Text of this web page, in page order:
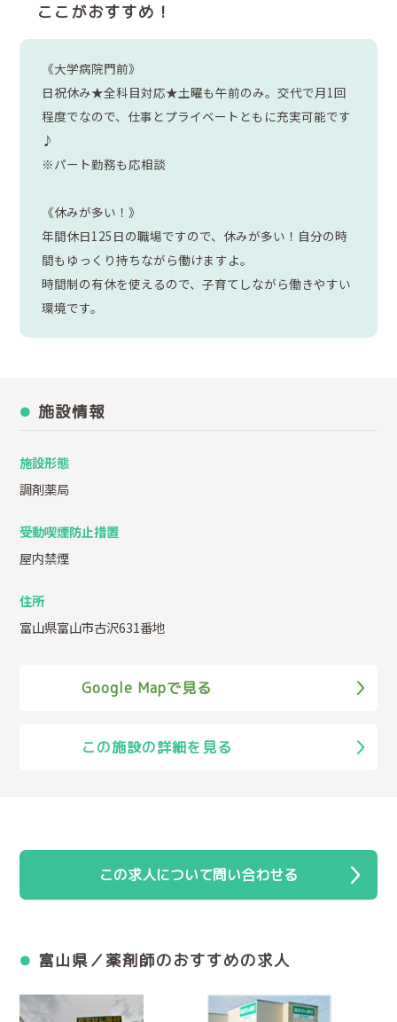
ここがおすすめ！
《大学病院門前》
日祝休み★全科目対応★土曜も午前のみ。交代で月1回
程度でなので、仕事とプライベートともに充実可能です
♪
※パート勤務も応相談
《休みが多い！》
年間休日125日の職場ですので、休みが多い！自分の時
間もゆっくり持ちながら働けますよ。
時間制の有休を使えるので、子育てしながら働きやすい
環境です。
施設情報
施設形態
調剤薬局
受動喫煙防止措置
屋内禁煙
住所
富山県富山市古沢631番地
Google Mapで見る
この施設の詳細を見る
この求人について問い合わせる
富山県／薬剤師のおすすめの求人